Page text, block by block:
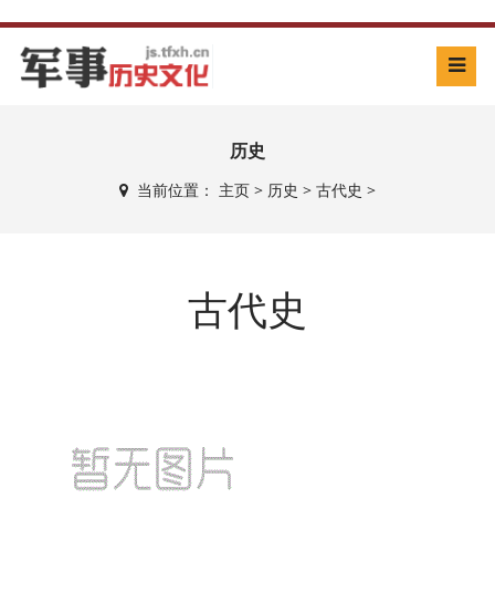
历史
当前位置： 主页> 历史 > 古代史 >
古代史